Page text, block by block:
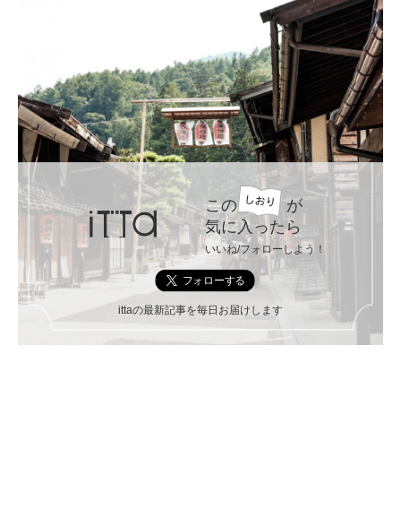
この
が
気に入ったら
いいね/フォローしよう！
ittaの最新記事を毎日お届けします